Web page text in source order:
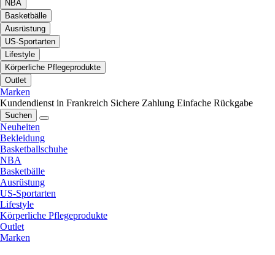
NBA
Basketbälle
Ausrüstung
US-Sportarten
Lifestyle
Körperliche Pflegeprodukte
Outlet
Marken
Kundendienst in Frankreich Sichere Zahlung Einfache Rückgabe
Suchen
Neuheiten
Bekleidung
Basketballschuhe
NBA
Basketbälle
Ausrüstung
US-Sportarten
Lifestyle
Körperliche Pflegeprodukte
Outlet
Marken